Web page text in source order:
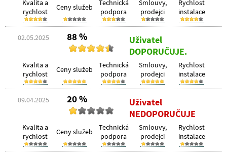
Kvalita a
rychlost
Ceny služeb
Technická
podpora
Smlouvy,
prodejci
Rychlost
instalace
02.05.2025 88 %
Uživatel
DOPORUČUJE.
Kvalita a
rychlost
Ceny služeb
Technická
podpora
Smlouvy,
prodejci
Rychlost
instalace
09.04.2025 20 %
Uživatel
NEDOPORUČUJE
Kvalita a
rychlost
Ceny služeb
Technická
podpora
Smlouvy,
prodejci
Rychlost
instalace